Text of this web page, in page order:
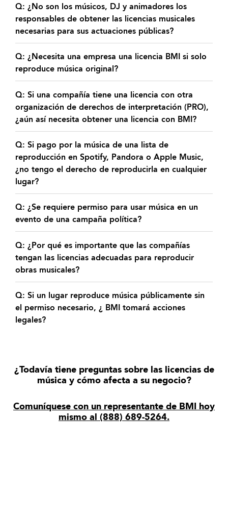
Q: ¿No son los músicos, DJ y animadores los
responsables de obtener las licencias musicales
necesarias para sus actuaciones públicas?
Q: ¿Necesita una empresa una licencia BMI si solo
reproduce música original?
Q: Si una compañía tiene una licencia con otra
organización de derechos de interpretación (PRO),
¿aún así necesita obtener una licencia con BMI?
Q: Si pago por la música de una lista de
reproducción en Spotify, Pandora o Apple Music,
¿no tengo el derecho de reproducirla en cualquier
lugar?
Q: ¿Se requiere permiso para usar música en un
evento de una campaña política?
Q: ¿Por qué es importante que las compañías
tengan las licencias adecuadas para reproducir
obras musicales?
Q: Si un lugar reproduce música públicamente sin
el permiso necesario, ¿ BMI tomará acciones
legales?
¿Todavía tiene preguntas sobre las licencias de
música y cómo afecta a su negocio?
Comuníquese con un representante de BMI hoy
mismo al (888) 689-5264.